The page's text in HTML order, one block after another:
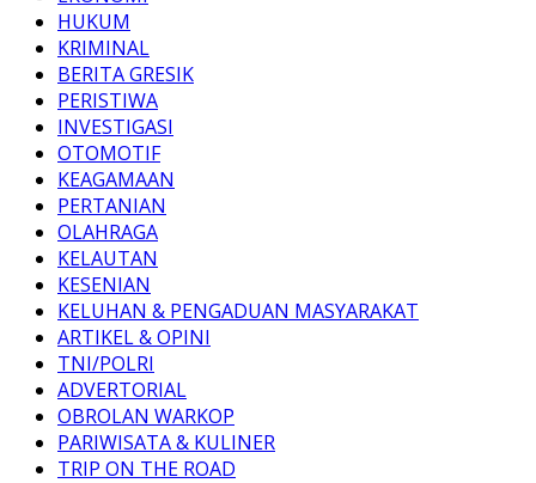
HUKUM
KRIMINAL
BERITA GRESIK
PERISTIWA
INVESTIGASI
OTOMOTIF
KEAGAMAAN
PERTANIAN
OLAHRAGA
KELAUTAN
KESENIAN
KELUHAN & PENGADUAN MASYARAKAT
ARTIKEL & OPINI
TNI/POLRI
ADVERTORIAL
OBROLAN WARKOP
PARIWISATA & KULINER
TRIP ON THE ROAD